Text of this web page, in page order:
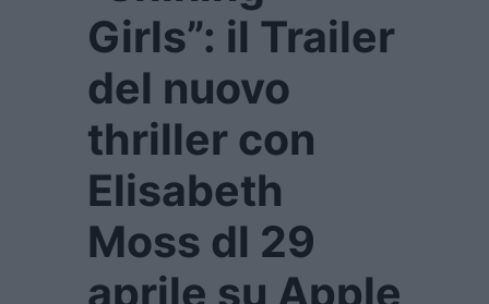
Girls”: il Trailer
del nuovo
thriller con
Elisabeth
Moss dl 29
aprile su Apple